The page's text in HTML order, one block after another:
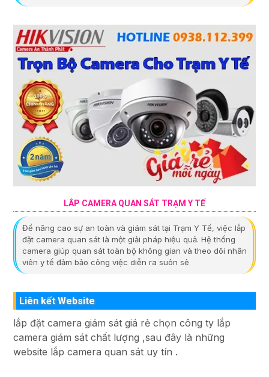
LẮP CAMERA QUAN SÁT TRẠM Y TẾ
Để nâng cao sự an toàn và giám sát tại Trạm Y Tế, việc lắp
đặt camera quan sát là một giải pháp hiệu quả. Hệ thống
camera giúp quan sát toàn bộ không gian và theo dõi nhân
viên y tế đảm bảo công việc diễn ra suôn sẻ
Liên kết Website
lắp đặt camera giám sát giá rẻ chọn công ty lắp
camera giám sát chất lượng ,sau đây là những
website lắp camera quan sát uy tín .